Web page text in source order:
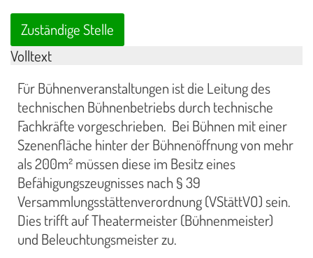
Zuständige Stelle
Volltext
Für Bühnenveranstaltungen ist die Leitung des
technischen Bühnenbetriebs durch technische
Fachkräfte vorgeschrieben. Bei Bühnen mit einer
Szenenfläche hinter der Bühnenöffnung von mehr
als 200m² müssen diese im Besitz eines
Befähigungszeugnisses nach § 39
Versammlungsstättenverordnung (VStättVO) sein.
Dies trifft auf Theatermeister (Bühnenmeister)
und Beleuchtungsmeister zu.